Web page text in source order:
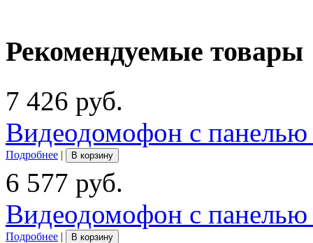
Рекомендуемые товары
7 426 руб.
Видеодомофон с
Подробнее | В корзину
6 577 руб.
Видеодомофон с
Подробнее | В корзину